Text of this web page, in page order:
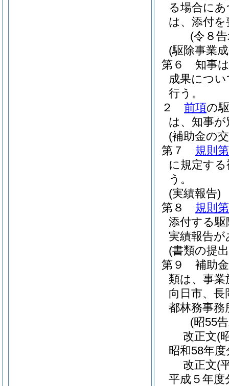
る場合に
は、添付
(令８
(駆除事業
第６
知事
成果につ
行う。
２
前項の
は、知事
(補助金の
第７
規則
に規定す
う。
(実績報告)
第８
規則
添付する
実績報告
(書類の提
第９
補助
類は、事業
向日市、
都林務事務
(昭55
改正文(
昭和58年
改正文(
平成５年